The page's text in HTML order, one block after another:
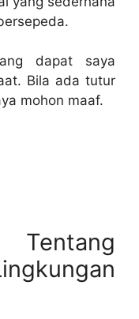
dapat saya
Bila ada tutur
mohon maaf.